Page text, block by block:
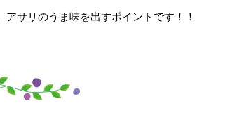
サリのうま味を出すポイントです！！